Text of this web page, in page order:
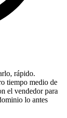
rápido.
tiempo medio de
el vendedor para
lo antes